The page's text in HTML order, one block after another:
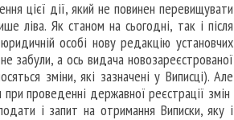
цієї дії, який не повинен перевищувати
ліва. Як станом на сьогодні, так і після
особі нову редакцію установчих
забули, а ось видача новозареєстрованої
зміни, які зазначені у Виписці). Але
проведенні державної реєстрації змін
і запит на отримання Виписки, яку і